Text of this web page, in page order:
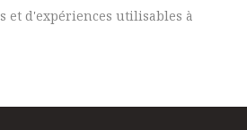
et d'expériences utilisables à